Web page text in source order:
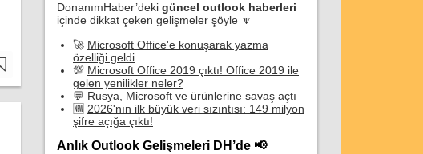
DonanımHaber’deki güncel outlook haberleri
içinde dikkat çeken gelişmeler şöyle 🔽
🚀 Microsoft Office'e konuşarak yazma
özelliği geldi
💯 Microsoft Office 2019 çıktı! Office 2019 ile
gelen yenilikler neler?
💬 Rusya, Microsoft ve ürünlerine savaş açtı
🆕 2026'nın ilk büyük veri sızıntısı: 149 milyon
şifre açığa çıktı!
Anlık Outlook Gelişmeleri DH’de 📢